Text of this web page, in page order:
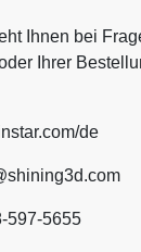
Ihnen bei
Ihrer
de
597-5655